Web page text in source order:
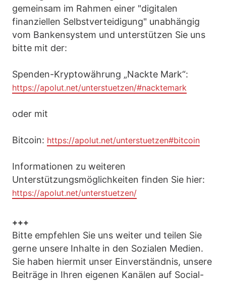
gemeinsam im Rahmen einer "digitalen
finanziellen Selbstverteidigung" unabhängig
vom Bankensystem und unterstützen Sie uns
bitte mit der:
Spenden-Kryptowährung „Nackte Mark“:
https://apolut.net/unterstuetzen/#nacktemark
oder mit
Bitcoin: https://apolut.net/unterstuetzen#bitcoin
Informationen zu weiteren
Unterstützungsmöglichkeiten finden Sie hier:
https://apolut.net/unterstuetzen/
+++
Bitte empfehlen Sie uns weiter und teilen Sie
gerne unsere Inhalte in den Sozialen Medien.
Sie haben hiermit unser Einverständnis, unsere
Beiträge in Ihren eigenen Kanälen auf Social-